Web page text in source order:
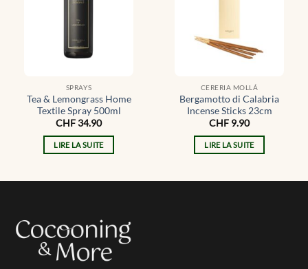
SPRAYS
Tea & Lemongrass Home
Textile Spray 500ml
CHF34.90
LIRE LA SUITE
CERERIA MOLLÁ
Bergamotto di Calabria
Incense Sticks 23cm
CHF 9.90
LIRE LA SUITE